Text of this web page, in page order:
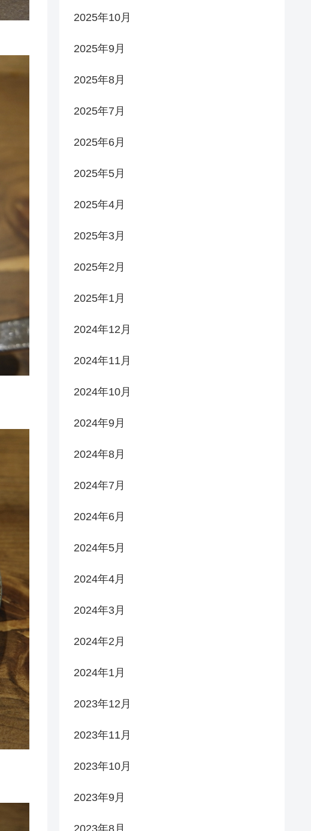
2025年10月
2025年9月
2025年8月
2025年7月
2025年6月
2025年5月
2025年4月
2025年3月
2025年2月
2025年1月
2024年12月
2024年11月
2024年10月
2024年9月
2024年8月
2024年7月
2024年6月
2024年5月
2024年4月
2024年3月
2024年2月
2024年1月
2023年12月
2023年11月
2023年10月
2023年9月